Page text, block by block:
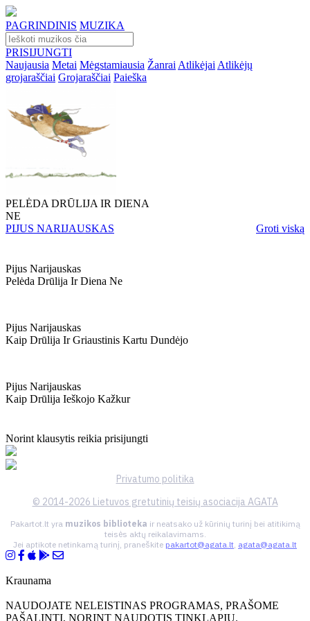
PAGRINDINIS MUZIKA
PRISIJUNGTI
Naujausia Metai Mėgstamiausia Žanrai Atlikėjai Atlikėjų
grojaraščiai Grojaraščiai Paieška
PELĖDA DRŪLIJA IR DIENA
NE
PIJUS NARIJAUSKAS
Groti viską
Pijus Narijauskas
Pelėda Drūlija Ir Diena Ne
Pijus Narijauskas
Kaip Drūlija Ir Griaustinis Kartu Dundėjo
Pijus Narijauskas
Kaip Drūlija Ieškojo Kažkur
Norint klausytis reikia prisijungti
Privatumo politika
© 2014-2026 Lietuvos gretutinių teisių asociacija AGATA
Pakartot.lt yra muzikos biblioteka ir neatsako už kūrinių turinį bei atitikimą
teisės aktų reikalavimams.
Jei aptikote netinkamą turinį, praneškite pakartot@agata.lt, agata@agata.lt
Kraunama
NAUDOJATE NELEISTINAS PROGRAMAS, PRAŠOME
PAŠALINTI, NORINT NAUDOTIS TINKLAPIU.